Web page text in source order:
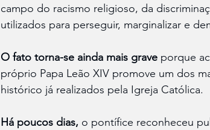
campo do racismo religioso, da
utilizados para perseguir, marginalizar e
O fato torna-se ainda mais grave porque
próprio Papa Leão XIV promove um dos
histórico já realizados pela Igreja Católica.
Há poucos dias, o pontífice reconheceu